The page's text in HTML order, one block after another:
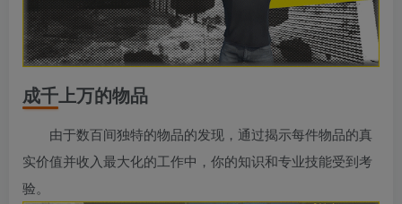
成千上万的物品
由于数百间独特的物品的发现，通过揭示每件物品的真
实价值并收入最大化的工作中，你的知识和专业技能受到考
验。